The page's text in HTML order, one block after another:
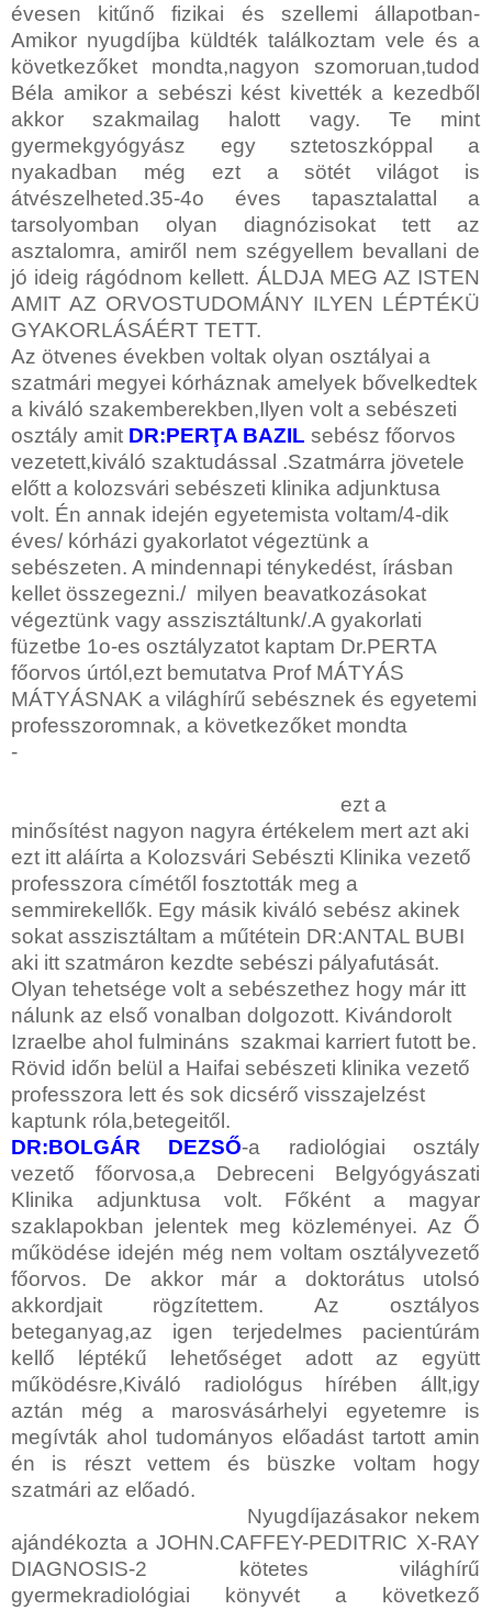
évesen kitűnő fizikai és szellemi állapotban-
Amikor nyugdíjba küldték találkoztam vele és a
következőket mondta,nagyon szomoruan,tudod
Béla amikor a sebészi kést kivették a kezedből
akkor szakmailag halott vagy. Te mint
gyermekgyógyász egy sztetoszkóppal a
nyakadban még ezt a sötét világot is
átvészelheted.35-4o éves tapasztalattal a
tarsolyomban olyan diagnózisokat tett az
asztalomra, amiről nem szégyellem bevallani de
jó ideig rágódnom kellett. ÁLDJA MEG AZ ISTEN
AMIT AZ ORVOSTUDOMÁNY ILYEN LÉPTÉKÜ
GYAKORLÁSÁÉRT TETT.
Az ötvenes években voltak olyan osztályai a
szatmári megyei kórháznak amelyek bővelkedtek
a kiváló szakemberekben,Ilyen volt a sebészeti
osztály amit DR:PERŢA BAZIL sebész főorvos
vezetett,kiváló szaktudással .Szatmárra jövetele
előtt a kolozsvári sebészeti klinika adjunktusa
volt. Én annak idején egyetemista voltam/4-dik
éves/ kórházi gyakorlatot végeztünk a
sebészeten. A mindennapi ténykedést, írásban
kellet összegezni./ milyen beavatkozásokat
végeztünk vagy asszisztáltunk/.A gyakorlati
füzetbe 1o-es osztályzatot kaptam Dr.PERTA
főorvos úrtól,ezt bemutatva Prof MÁTYÁS
MÁTYÁSNAK a világhírű sebésznek és egyetemi
professzoromnak, a következőket mondta
-
ezt a
minősítést nagyon nagyra értékelem mert azt aki
ezt itt aláírta a Kolozsvári Sebészti Klinika vezető
professzora címétől fosztották meg a
semmirekellők. Egy másik kiváló sebész akinek
sokat asszisztáltam a műtétein DR:ANTAL BUBI
aki itt szatmáron kezdte sebészi pályafutását.
Olyan tehetsége volt a sebészethez hogy már itt
nálunk az első vonalban dolgozott. Kivándorolt
Izraelbe ahol fulmináns szakmai karriert futott be.
Rövid időn belül a Haifai sebészeti klinika vezető
professzora lett és sok dicsérő visszajelzést
kaptunk róla,betegeitől.
DR:BOLGÁR DEZSŐ-a radiológiai osztály
vezető főorvosa,a Debreceni Belgyógyászati
Klinika adjunktusa volt. Főként a magyar
szaklapokban jelentek meg közleményei. Az Ő
működése idején még nem voltam osztályvezető
főorvos. De akkor már a doktorátus utolsó
akkordjait rögzítettem. Az osztályos
beteganyag,az igen terjedelmes pacientúrám
kellő léptékű lehetőséget adott az együtt
működésre,Kiváló radiológus hírében állt,igy
aztán még a marosvásárhelyi egyetemre is
megívták ahol tudományos előadást tartott amin
én is részt vettem és büszke voltam hogy
szatmári az előadó.
Nyugdíjazásakor nekem
ajándékozta a JOHN.CAFFEY-PEDITRIC X-RAY
DIAGNOSIS-2 kötetes világhírű
gyermekradiológiai könyvét a következő